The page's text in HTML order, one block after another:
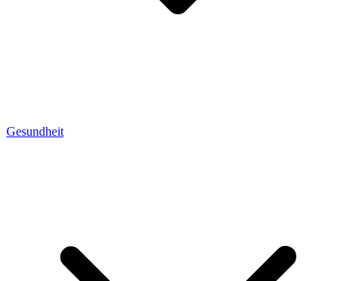
Gesundheit